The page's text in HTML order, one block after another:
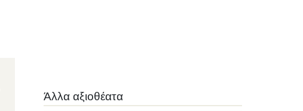
Άλλα αξιοθέατα